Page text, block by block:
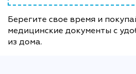
Берегите свое время и
медицинские документы с
из дома.